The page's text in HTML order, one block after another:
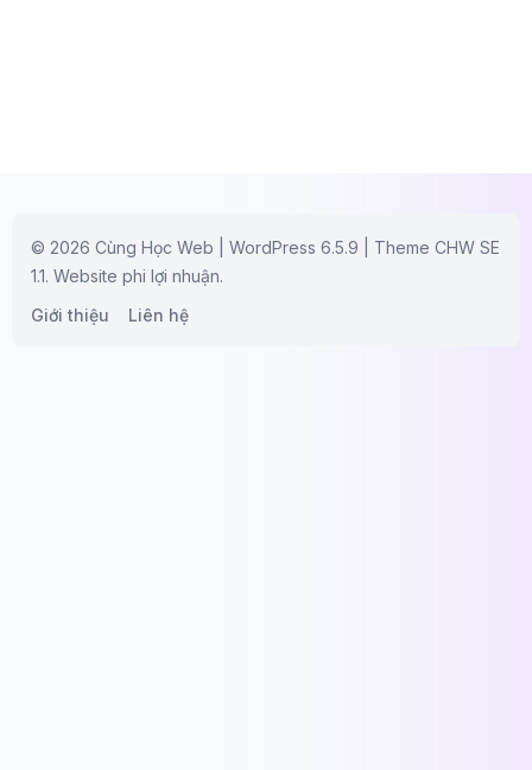
© 2026 Cùng Học Web | WordPress 6.5.9 | Theme CHW SE
1.1. Website phi lợi nhuận.
Giới thiệu
Liên hệ